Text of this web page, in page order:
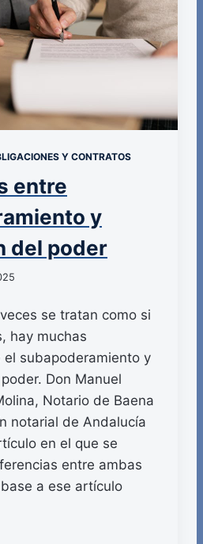
Y CONTRATOS
entre
y
del poder
se tratan como si
hay muchas
subapoderamiento y
Don Manuel
Notario de Baena
notarial de Andalucía
en el que se
entre ambas
a ese artículo